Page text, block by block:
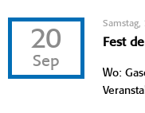
20
Sep
Fest
Wo: